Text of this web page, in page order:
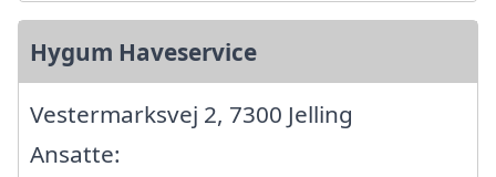
Hygum Haveservice
Vestermarksvej 2, 7300 Jelling
Ansatte: